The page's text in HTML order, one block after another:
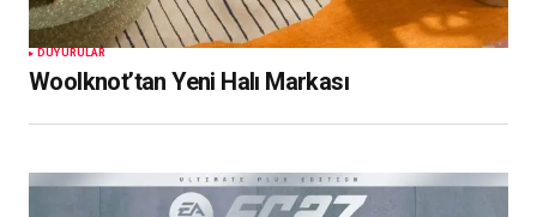
DUYURULAR
Woolknot’tan Yeni Halı Markası